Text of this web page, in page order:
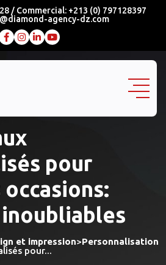
/ Commercial: +213 (0) 797128397
agency-dz.com
pour
et impression>Personnalisation
pour...